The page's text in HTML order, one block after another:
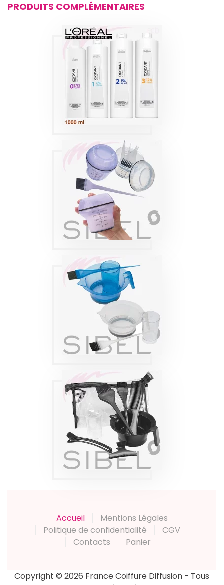
PRODUITS COMPLÉMENTAIRES
OXYDANT CRÈME
L'ORÉAL
Produits
KIT COLORATION
JET SET SIBEL
Produits
KIT COLORATION
COLOR SETS
SIBEL
Produits
KIT COLORATION
EVOLUTION SIBEL
Produits
Accueil
Mentions Légales
Politique de confidentialité
CGV
Contacts
Panier
Copyright © 2026 France Coiffure Diffusion - Tous